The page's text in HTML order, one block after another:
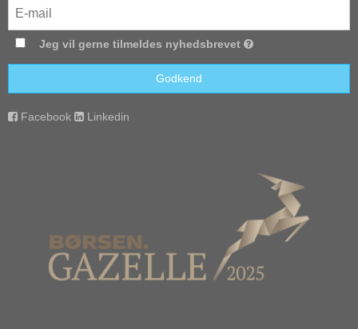
Jeg vil gerne tilmeldes nyhedsbrevet
Godkend
Facebook Linkedin